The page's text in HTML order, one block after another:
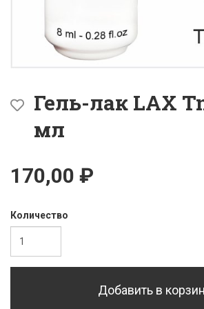
Гель-лак LAX
мл
170,00 ₽
Количество
Добавить в